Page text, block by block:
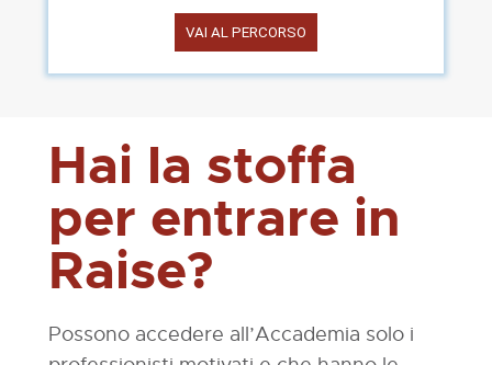
VAI AL PERCORSO
Hai la stoffa
per entrare in
Raise?
Possono accedere all’Accademia solo i